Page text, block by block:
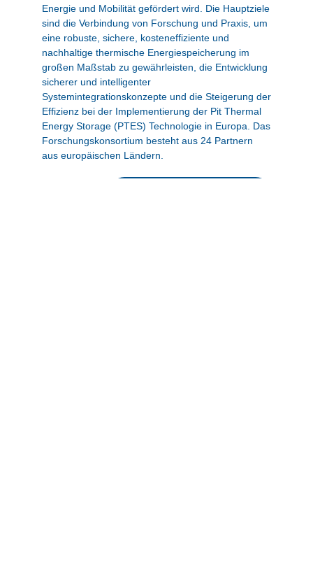
Energie und Mobilität gefördert wird. Die Hauptziele
sind die Verbindung von Forschung und Praxis, um
eine robuste, sichere, kosteneffiziente und
nachhaltige thermische Energiespeicherung im
großen Maßstab zu gewährleisten, die Entwicklung
sicherer und intelligenter
Systemintegrationskonzepte und die Steigerung der
Effizienz bei der Implementierung der Pit Thermal
Energy Storage (PTES) Technologie in Europa. Das
Forschungskonsortium besteht aus 24 Partnern
aus europäischen Ländern.